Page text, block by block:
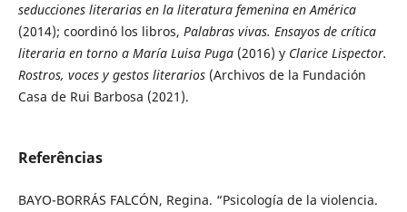
seducciones literarias en la literatura femenina en América
(2014); coordinó los libros, Palabras vivas. Ensayos de crítica
literaria en torno a María Luisa Puga(2016) y Clarice Lispector.
Rostros, voces y gestos literarios(Archivos de la Fundación
Casa de Rui Barbosa (2021).
Referências
BAYO-BORRÁS FALCÓN, Regina. “Psicología de la violencia.